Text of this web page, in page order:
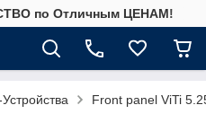
по Отличным ЦЕНАМ!
Front panel ViTi